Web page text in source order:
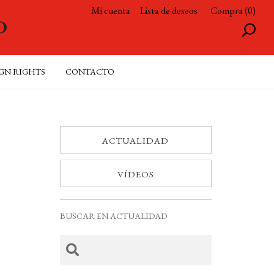
Mi cuenta Lista de deseos Compra (0)
RIGHTS CONTACTO
ACTUALIDAD
VÍDEOS
BUSCAR EN ACTUALIDAD